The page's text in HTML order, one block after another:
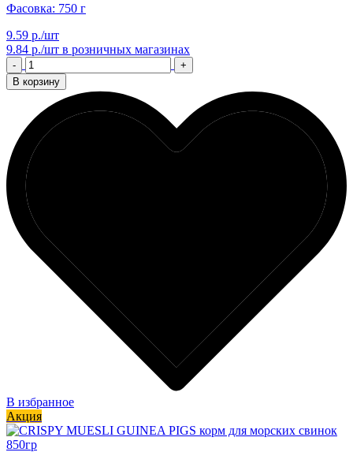
Фасовка: 750 г
9.59 р./шт
9.84 р./шт в розничных магазинах
-
+
В корзину
В избранное
Акция